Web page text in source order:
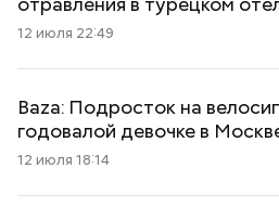
12 июля 22:49
Baza: Подросток на
годовалой девочке в
12 июля 18:14